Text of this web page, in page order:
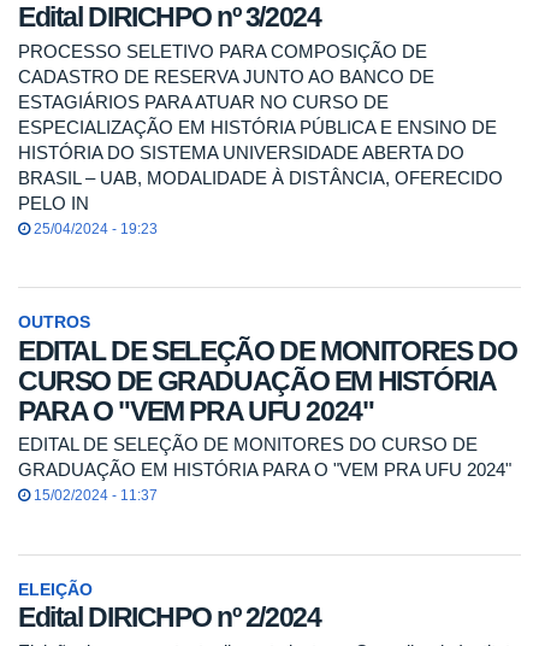
Edital DIRICHPO nº 3/2024
PROCESSO SELETIVO PARA COMPOSIÇÃO DE
CADASTRO DE RESERVA JUNTO AO BANCO DE
ESTAGIÁRIOS PARA ATUAR NO CURSO DE
ESPECIALIZAÇÃO EM HISTÓRIA PÚBLICA E ENSINO DE
HISTÓRIA DO SISTEMA UNIVERSIDADE ABERTA DO
BRASIL – UAB, MODALIDADE À DISTÂNCIA, OFERECIDO
PELO IN
25/04/2024 - 19:23
OUTROS
EDITAL DE SELEÇÃO DE MONITORES DO
CURSO DE GRADUAÇÃO EM HISTÓRIA
PARA O "VEM PRA UFU 2024"
EDITAL DE SELEÇÃO DE MONITORES DO CURSO DE
GRADUAÇÃO EM HISTÓRIA PARA O "VEM PRA UFU 2024"
15/02/2024 - 11:37
ELEIÇÃO
Edital DIRICHPO nº 2/2024